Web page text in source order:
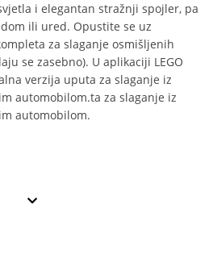
i elegantan stražnji spojler, pa
ili ured. Opustite se uz
za slaganje osmišljenih
se zasebno). U aplikaciji LEGO
verzija uputa za slaganje iz
automobilom.ta za slaganje iz
automobilom.